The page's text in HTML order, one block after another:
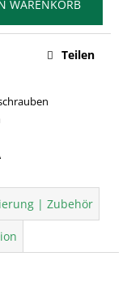
WARENKORB
Teilen
| Zubehör